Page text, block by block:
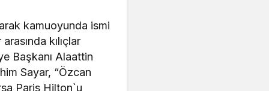
kamuoyunda ismi
kılıçlar
Başkanı Alaattin
Sayar, “Özcan
Paris Hilton`u